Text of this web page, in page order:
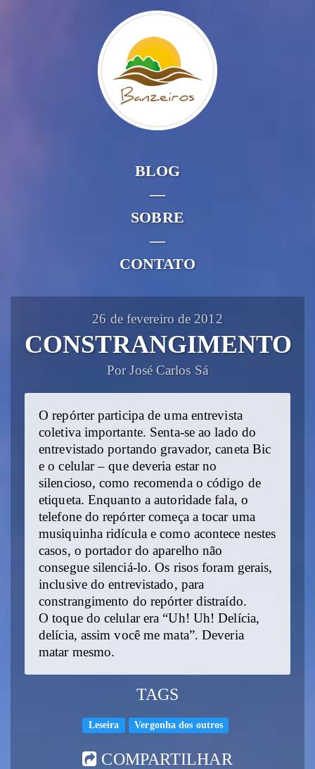
BLOG
—
SOBRE
—
CONTATO
26 de fevereiro de 2012
CONSTRANGIMENTO
Por José Carlos Sá
O repórter participa de uma entrevista
coletiva importante. Senta-se ao lado do
entrevistado portando gravador, caneta Bic
e o celular – que deveria estar no
silencioso, como recomenda o código de
etiqueta. Enquanto a autoridade fala, o
telefone do repórter começa a tocar uma
musiquinha ridícula e como acontece nestes
casos, o portador do aparelho não
consegue silenciá-lo. Os risos foram gerais,
inclusive do entrevistado, para
constrangimento do repórter distraído.
O toque do celular era “Uh! Uh! Delícia,
delícia, assim você me mata”. Deveria
matar mesmo.
TAGS
Leseira Vergonha dos outros
COMPARTILHAR